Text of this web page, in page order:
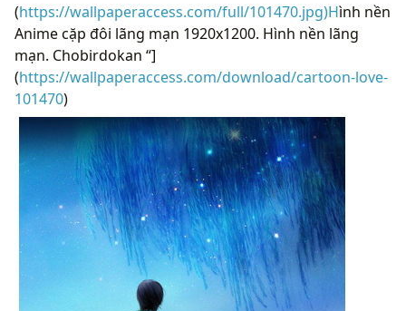
(https://wallpaperaccess.com/full/101470.jpg)Hình nền
Anime cặp đôi lãng mạn 1920x1200. Hình nền lãng
mạn. Chobirdokan “]
(https://wallpaperaccess.com/download/cartoon-love-
101470)